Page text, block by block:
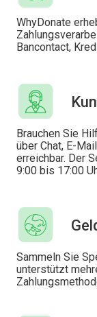
WhyDonate
Bancontact,
Brauchen Sie
über Chat, E-
erreichbar. Der
9:00 bis 17:00
Sammeln Sie
unterstützt